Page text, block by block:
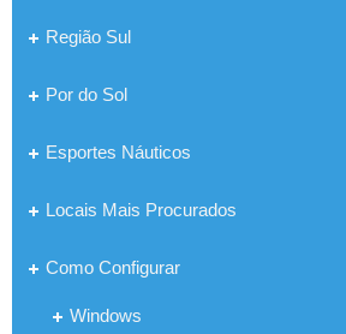
Região Sul
Por do Sol
Esportes Náuticos
Locais Mais Procurados
Como Configurar
Windows